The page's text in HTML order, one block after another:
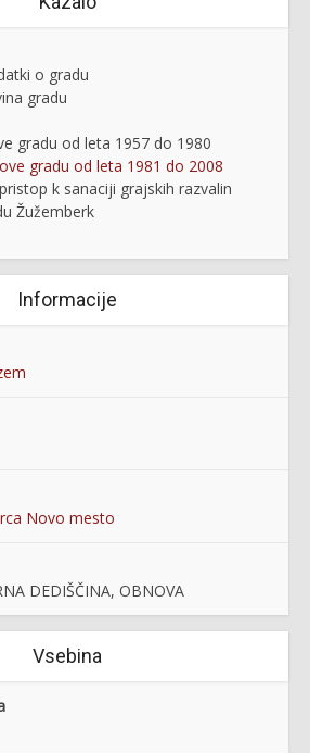
o gradu
gradu
gradu od leta 1957 do 1980
gradu od leta 1981 do 2008
k sanaciji grajskih razvalin
Žužemberk
Informacije
Novo mesto
DEDIŠČINA, OBNOVA
Vsebina